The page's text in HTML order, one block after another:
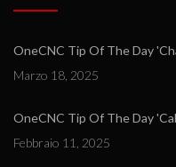
OneCNC Tip Of The Day
Marzo 18, 2025
OneCNC Tip Of The Day
Febbraio 11, 2025